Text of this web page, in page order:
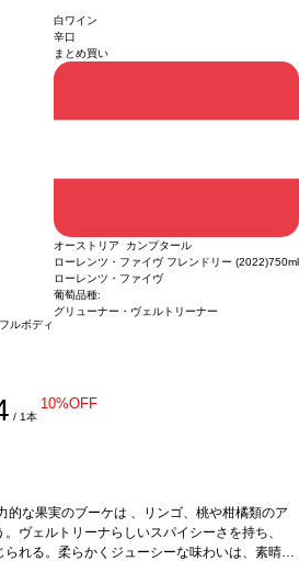
ジに変更されます、ご了承ください。
フルボディ
白ワイン
辛口
まとめ買い
オーストリア カンプタール
ローレンツ・ファイヴ フレンドリー (2022)750ml
ローレンツ・ファイヴ
葡萄品種:
グリューナー・ヴェルトリーナー
/ 1本
10%OFF
的な果実のブーケは 、リンゴ、桃や柑橘類のア
ヴェルトリーナらしいスパイシーさを持ち、
れる。柔らかくジューシーな味わいは、素晴ら